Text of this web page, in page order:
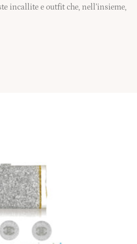
incallite e outfit che, nell’insieme,